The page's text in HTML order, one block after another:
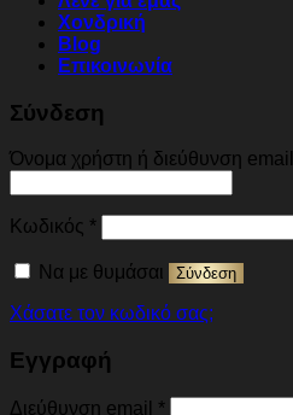
Χονδρική
Blog
Επικοινωνία
Σύνδεση
Όνομα χρήστη ή διεύθυνση email
Κωδικός *Απαιτείται
Να με θυμάσαι Σύνδεση
Χάσατε τον κωδικό σας;
Εγγραφή
Διεύθυνση email *Απαιτείται